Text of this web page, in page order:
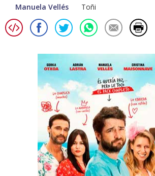
Manuela Vellés
Toñi